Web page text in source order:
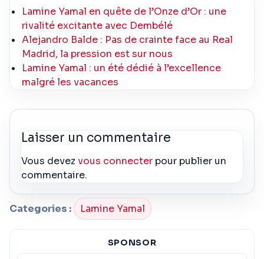
Lamine Yamal en quête de l’Onze d’Or : une
rivalité excitante avec Dembélé
Alejandro Balde : Pas de crainte face au Real
Madrid, la pression est sur nous
Lamine Yamal : un été dédié à l’excellence
malgré les vacances
Laisser un commentaire
Vous devezvous connecter pour publier un
commentaire.
Categories : Lamine Yamal
SPONSOR